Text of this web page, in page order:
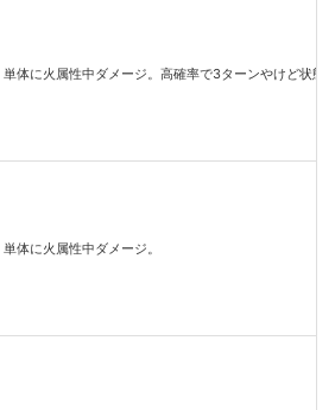
単体に火属性中ダメージ。高確率で3ターンやけど状態
単体に火属性中ダメージ。